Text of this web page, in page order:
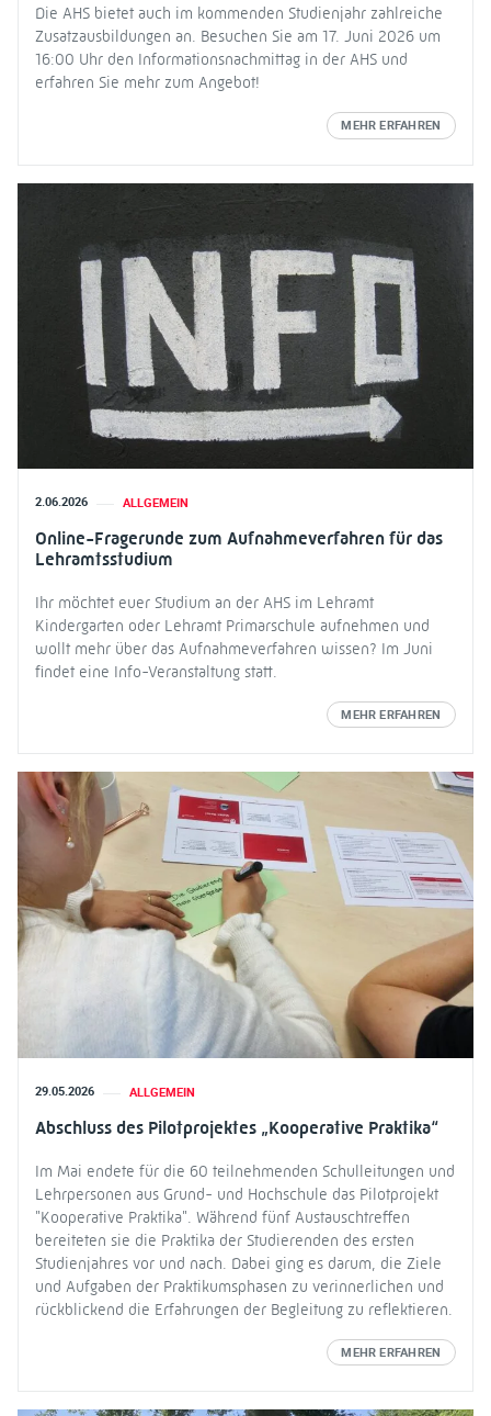
Die AHS bietet auch im kommenden Studienjahr zahlreiche
Zusatzausbildungen an. Besuchen Sie am 17. Juni 2026 um
16:00 Uhr den Informationsnachmittag in der AHS und
erfahren Sie mehr zum Angebot!
MEHR ERFAHREN
2.06.2026 ALLGEMEIN
Online-Fragerunde zum Aufnahmeverfahren für das
Lehramtsstudium
Ihr möchtet euer Studium an der AHS im Lehramt
Kindergarten oder Lehramt Primarschule aufnehmen und
wollt mehr über das Aufnahmeverfahren wissen? Im Juni
findet eine Info-Veranstaltung statt.
MEHR ERFAHREN
29.05.2026 ALLGEMEIN
Abschluss des Pilotprojektes „Kooperative Praktika“
Im Mai endete für die 60 teilnehmenden Schulleitungen und
Lehrpersonen aus Grund- und Hochschule das Pilotprojekt
"Kooperative Praktika". Während fünf Austauschtreffen
bereiteten sie die Praktika der Studierenden des ersten
Studienjahres vor und nach. Dabei ging es darum, die Ziele
und Aufgaben der Praktikumsphasen zu verinnerlichen und
rückblickend die Erfahrungen der Begleitung zu reflektieren.
MEHR ERFAHREN